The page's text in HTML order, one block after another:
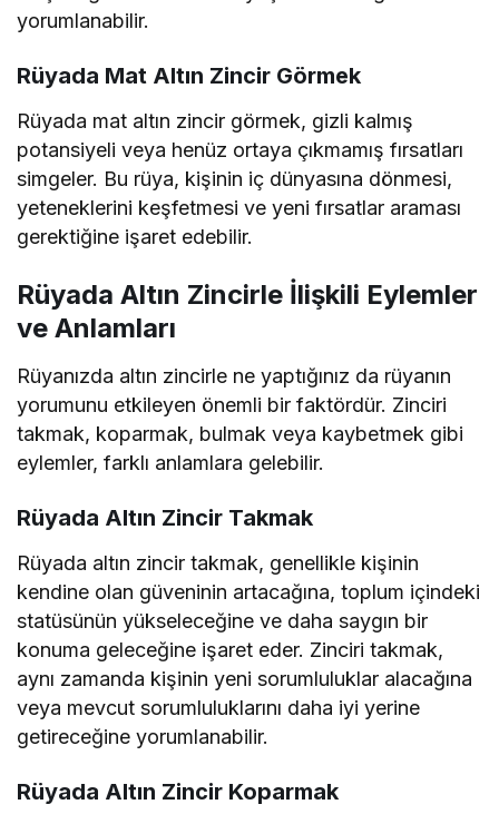
yorumlanabilir.
Rüyada Mat Altın Zincir Görmek
Rüyada mat altın zincir görmek, gizli kalmış
potansiyeli veya henüz ortaya çıkmamış fırsatları
simgeler. Bu rüya, kişinin iç dünyasına dönmesi,
yeteneklerini keşfetmesi ve yeni fırsatlar araması
gerektiğine işaret edebilir.
Rüyada Altın Zincirle İlişkili Eylemler
ve Anlamları
Rüyanızda altın zincirle ne yaptığınız da rüyanın
yorumunu etkileyen önemli bir faktördür. Zinciri
takmak, koparmak, bulmak veya kaybetmek gibi
eylemler, farklı anlamlara gelebilir.
Rüyada Altın Zincir Takmak
Rüyada altın zincir takmak, genellikle kişinin
kendine olan güveninin artacağına, toplum içindeki
statüsünün yükseleceğine ve daha saygın bir
konuma geleceğine işaret eder. Zinciri takmak,
aynı zamanda kişinin yeni sorumluluklar alacağına
veya mevcut sorumluluklarını daha iyi yerine
getireceğine yorumlanabilir.
Rüyada Altın Zincir Koparmak